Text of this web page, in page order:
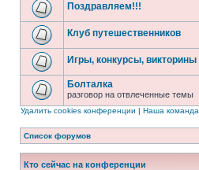
Поздравляем!!!
Клуб путешественников
Игры, конкурсы, викторины
Болталка
разговор на отвлеченные темы
Удалить cookies конференции | Наша команда
Список форумов
Кто сейчас на конференции